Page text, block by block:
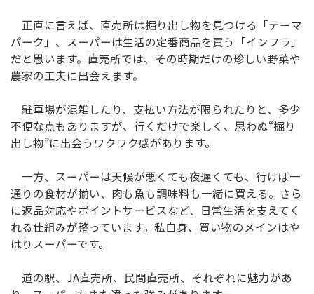
正直に言えば、直売所は掘り出し物を見つける「テーマ
パーク」、スーパーは生活の定番商品を買う「インフラ」
だと思います。直売所では、その時期だけの珍しい野菜や
農家の工夫に出会えます。
駐車場が混雑したり、支払い方法が限られたりと、多少
不便な点もありますが、行くだけで楽しく、思わぬ“掘り
出し物”に出会うワクワク感があります。
一方、スーパーは天候が悪くても夜遅くても、行けば一
通りの食材が揃い、肉も魚も調味料も一緒に買える。さら
に返品対応やポイントサービスなど、日常生活を支えてく
れる仕組みが整っています。私自身、買い物のメインはや
はりスーパーです。
道の駅、JA直売所、民間直売所、それぞれに魅力があ